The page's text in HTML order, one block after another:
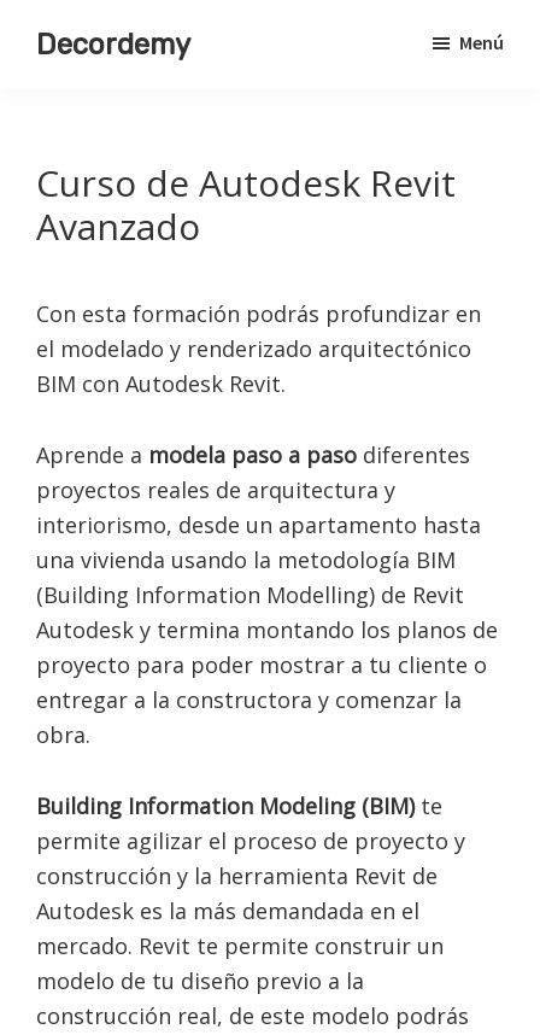
Decordemy Menú
Curso de Autodesk Revit
Avanzado
Con esta formación podrás profundizar en
el modelado y renderizado arquitectónico
BIM con Autodesk Revit.
Aprende a modela paso a paso diferentes
proyectos reales de arquitectura y
interiorismo, desde un apartamento hasta
una vivienda usando la metodología BIM
(Building Information Modelling) de Revit
Autodesk y termina montando los planos de
proyecto para poder mostrar a tu cliente o
entregar a la constructora y comenzar la
obra.
Building Information Modeling (BIM)te
permite agilizar el proceso de proyecto y
construcción y la herramienta Revit de
Autodesk es la más demandada en el
mercado. Revit te permite construir un
modelo de tu diseño previo a la
construcción real, de este modelo podrás